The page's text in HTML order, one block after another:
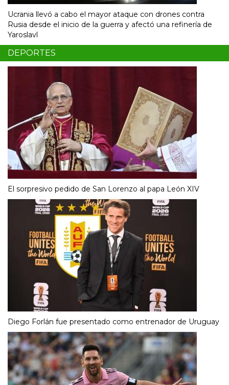
Ucrania llevó a cabo el mayor ataque con drones contra
Rusia desde el inicio de la guerra y afectó una refinería de
Yaroslavl
DEPORTES
El sorpresivo pedido de San Lorenzo al papa León XIV
Diego Forlán fue presentado como entrenador de Uruguay